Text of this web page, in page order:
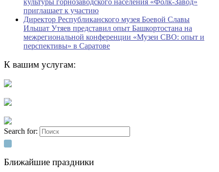
приглашает к участию
Директор Республиканского музея Боевой Славы
Ильшат Утяев представил опыт Башкортостана на
межрегиональной конференции «Музеи СВО: опыт и
перспективы» в Саратове
К вашим услугам:
Search for:
Ближайшие праздники